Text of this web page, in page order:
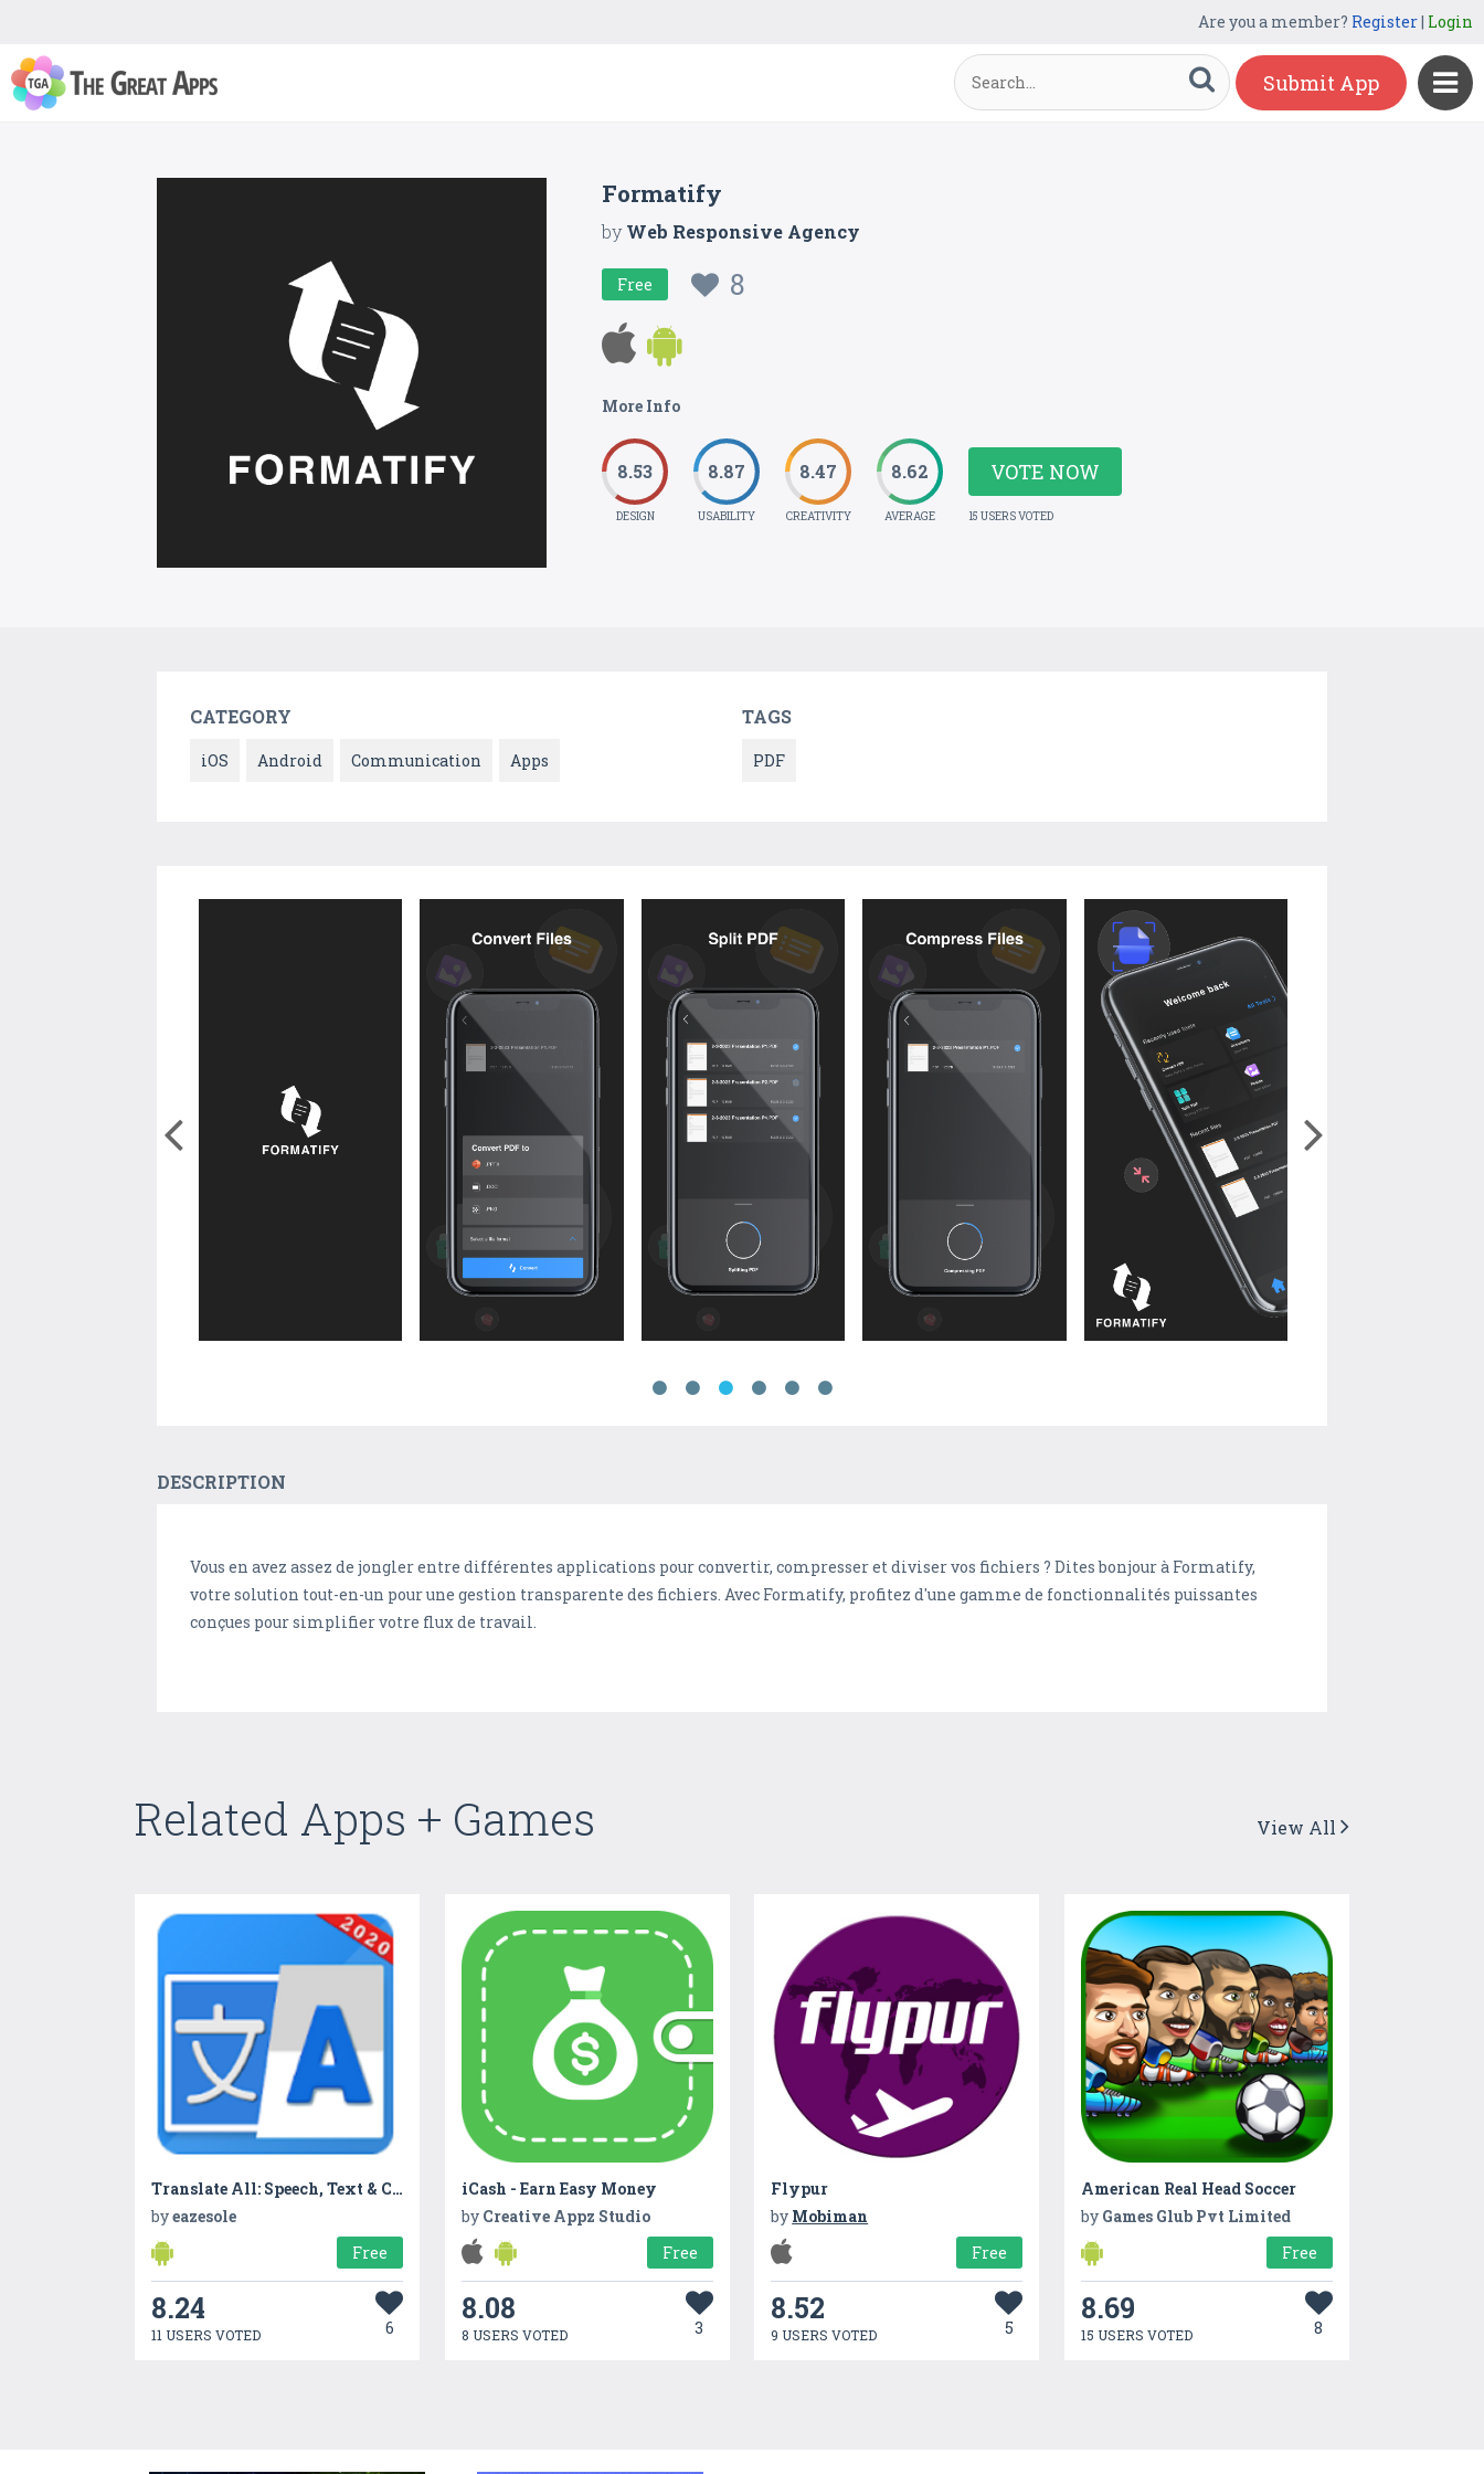
Are you a member? Register| Login
Submit App
Formatify
byWeb Responsive Agency
Free 8
More Info
8.53
DESIGN
8.87
USABILITY
8.47
CREATIVITY
8.62
AVERAGE
VOTE NOW
15 USERS VOTED
CATEGORY
iOS Android Communication Apps
TAGS
PDF
DESCRIPTION
Vous en avez assez de jongler entre différentes applications pour convertir, compresser et diviser vos fichiers ? Dites bonjour à Formatify,
votre solution tout-en-un pour une gestion transparente des fichiers. Avec Formatify, profitez d'une gamme de fonctionnalités puissantes
conçues pour simplifier votre flux de travail.
Related Apps + Games View All
Translate All: Speech, Text & Camera Translator
byeazesole
Free
8.24
11 USERS VOTED 6
iCash - Earn Easy Money
by Creative Appz Studio
Free
8.08
8 USERS VOTED 3
Flypur
by Mobiman
Free
8.52
9 USERS VOTED 5
American Real Head Soccer
by Games Glub Pvt Limited
Free
8.69
15 USERS VOTED 8